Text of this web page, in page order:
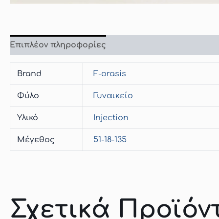
Επιπλέον πληροφορίες
Brand F-orasis
Φύλο Γυναικείο
Υλικό Injection
Μέγεθος 51-18-135
Σχετικά